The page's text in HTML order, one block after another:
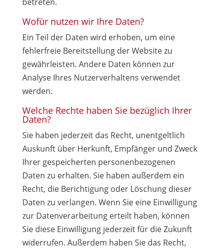
Wofür nutzen wir Ihre Daten?
Ein Teil der Daten wird erhoben, um eine
fehlerfreie Bereitstellung der Website zu
gewährleisten. Andere Daten können zur
Analyse Ihres Nutzerverhaltens verwendet
werden.
Welche Rechte haben Sie bezüglich Ihrer
Daten?
Sie haben jederzeit das Recht, unentgeltlich
Auskunft über Herkunft, Empfänger und Zweck
Ihrer gespeicherten personenbezogenen
Daten zu erhalten. Sie haben außerdem ein
Recht, die Berichtigung oder Löschung dieser
Daten zu verlangen. Wenn Sie eine Einwilligung
zur Datenverarbeitung erteilt haben, können
Sie diese Einwilligung jederzeit für die Zukunft
widerrufen. Außerdem haben Sie das Recht,